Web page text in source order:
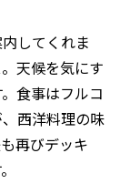
してくれま
天候を気にす
食事はフルコ
西洋料理の味
再びデッキ